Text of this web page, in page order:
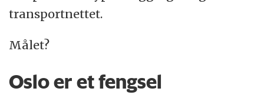
transportnettet.
Målet?
Oslo er et fengsel